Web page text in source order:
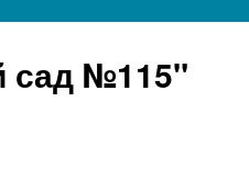
сад №115"